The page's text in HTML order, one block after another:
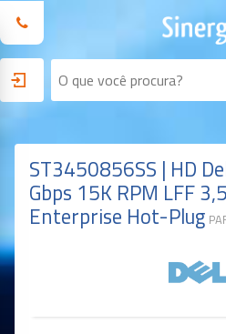
ST3450856SS | HD
Gbps 15K RPM LFF
Enterprise Hot-Plug